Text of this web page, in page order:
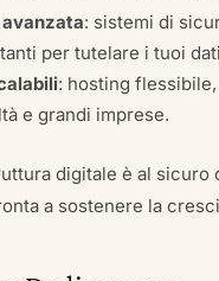
: sistemi di
per tutelare i tuoi
: hosting flessibile,
e grandi imprese.
digitale è al sicuro
a sostenere la